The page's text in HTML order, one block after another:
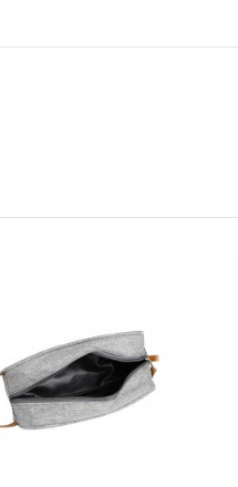
Fones de ouvido